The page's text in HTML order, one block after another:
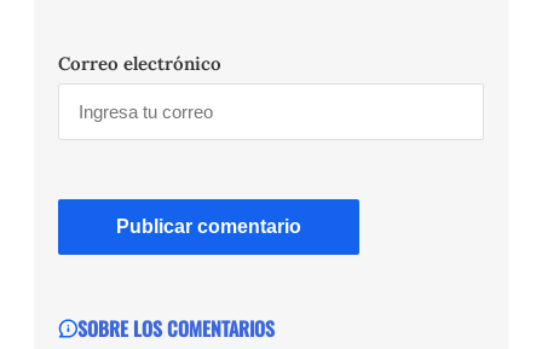
Correo electrónico
SOBRE LOS COMENTARIOS